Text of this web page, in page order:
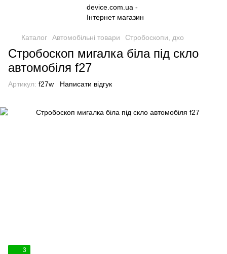
Каталог Автомобільні товари Стробоскопи, дхо
Стробоскоп мигалка біла під скло
автомобіля f27
Артикул: f27w Написати відгук
3